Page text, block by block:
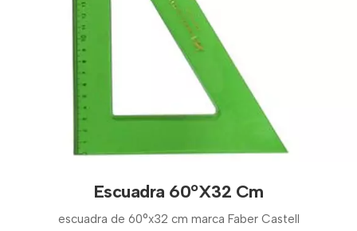
Escuadra 60°X32 Cm
escuadra de 60°x32 cm marca Faber Castell